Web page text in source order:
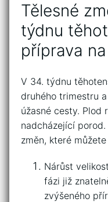
Tělesné
⁤týdnu
příprava
V 34.⁤ týdnu
druhého trimestru
úžasné cesty.​ Plod⁣
nadcházející
změn, které
Nárůst⁢
‍fázi již⁣
zvýšeného